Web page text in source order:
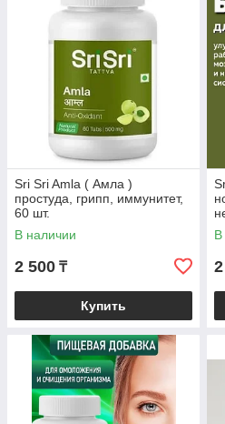
Sri Sri Amla ( Амла )
простуда, грипп, иммунитет,
60 шт.
В наличии
2 500 ₸
Купить
В